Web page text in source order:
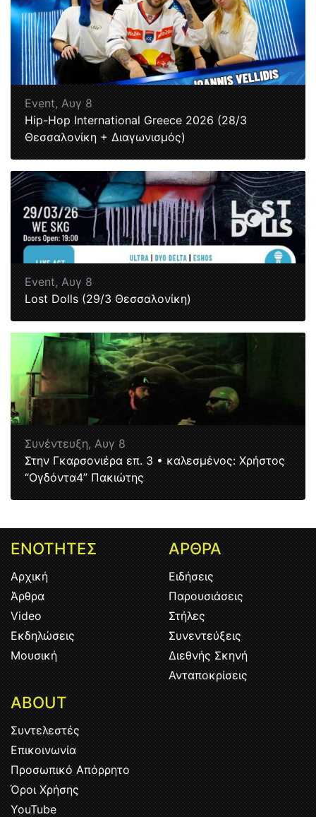
Event,Αυγ 8
Hip-Hop International Greece 2026 (28/3
Θεσσαλονίκη + Διαγωνισμός)
Event,Αυγ 8
Lost Dolls (29/3 Θεσσαλονίκη)
Συνέντευξη,Αυγ 8
Στην Γκαρσονιέρα επ. 3 • καλεσμένος: Χρήστος
“Ογδόντα4” Πακιώτης
ΕΝΟΤΗΤΕΣ
Αρχική
Άρθρα
Video
Εκδηλώσεις
Μουσική
ΑΡΘΡΑ
Ειδήσεις
Παρουσιάσεις
Στήλες
Συνεντεύξεις
Διεθνής Σκηνή
Ανταποκρίσεις
ABOUT
Συντελεστές
Επικοινωνία
Προσωπικό Απόρρητο
Όροι Χρήσης
YouTube